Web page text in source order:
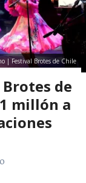
| Festival Brotes de Chile
de
millón a